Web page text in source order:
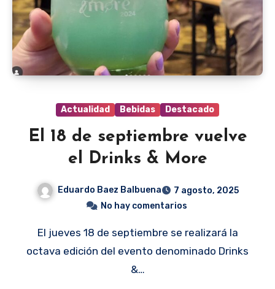
Actualidad Bebidas Destacado
El 18 de septiembre vuelve
el Drinks & More
Eduardo Baez Balbuena
7 agosto, 2025
No hay comentarios
El jueves 18 de septiembre se realizará la
octava edición del evento denominado Drinks
&…